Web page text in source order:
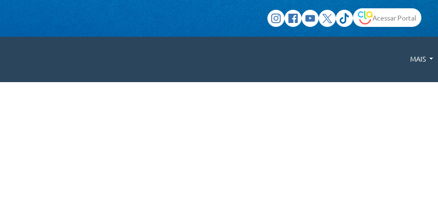
Acessar Portal
MAIS